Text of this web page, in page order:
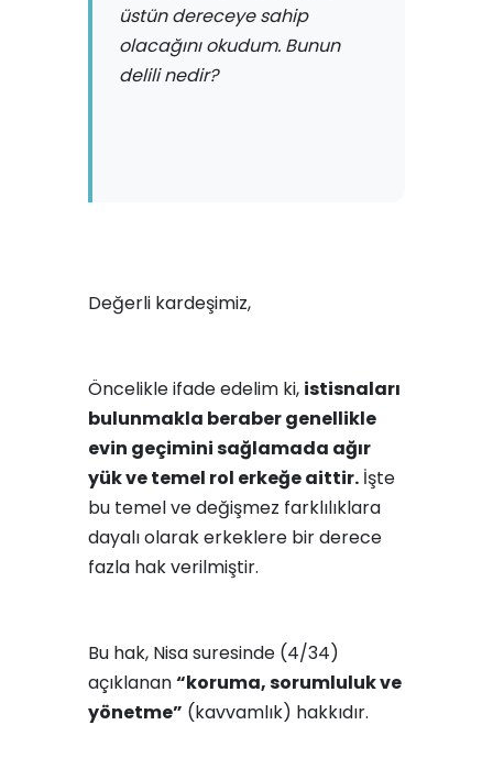
üstün dereceye sahip
olacağını okudum. Bunun
delili nedir?
Değerli kardeşimiz,
Öncelikle ifade edelim ki, istisnaları
bulunmakla beraber genellikle
evin geçimini sağlamada ağır
yük ve temel rol erkeğe aittir. İşte
bu temel ve değişmez farklılıklara
dayalı olarak erkeklere bir derece
fazla hak verilmiştir.
Bu hak, Nisa suresinde (4/34)
açıklanan“koruma, sorumluluk ve
yönetme” (kavvamlık) hakkıdır.